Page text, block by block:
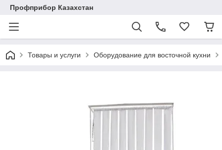
Профприбор Казахстан
Товары и услуги Оборудование для восточной кухни